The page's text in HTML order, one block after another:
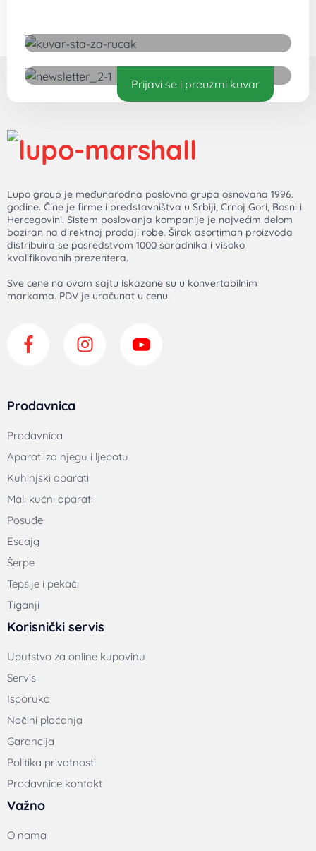
Prijavi se i preuzmi kuvar
Lupo group je međunarodna poslovna grupa osnovana 1996.
godine. Čine je firme i predstavništva u Srbiji, Crnoj Gori, Bosni i
Hercegovini. Sistem poslovanja kompanije je najvećim delom
baziran na direktnoj prodaji robe. Širok asortiman proizvoda
distribuira se posredstvom 1000 saradnika i visoko
kvalifikovanih prezentera.
Sve cene na ovom sajtu iskazane su u konvertabilnim
markama. PDV je uračunat u cenu.
Prodavnica
Prodavnica
Aparati za njegu i ljepotu
Kuhinjski aparati
Mali kućni aparati
Posuđe
Escajg
Šerpe
Tepsije i pekači
Tiganji
Korisnički servis
Uputstvo za online kupovinu
Servis
Isporuka
Načini plaćanja
Garancija
Politika privatnosti
Prodavnice kontakt
Važno
O nama